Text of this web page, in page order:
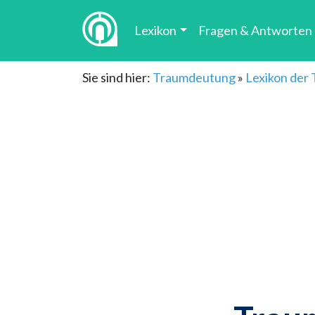
Lexikon Fragen & Antworten
Sie sind hier: Traumdeutung» Lexikon der